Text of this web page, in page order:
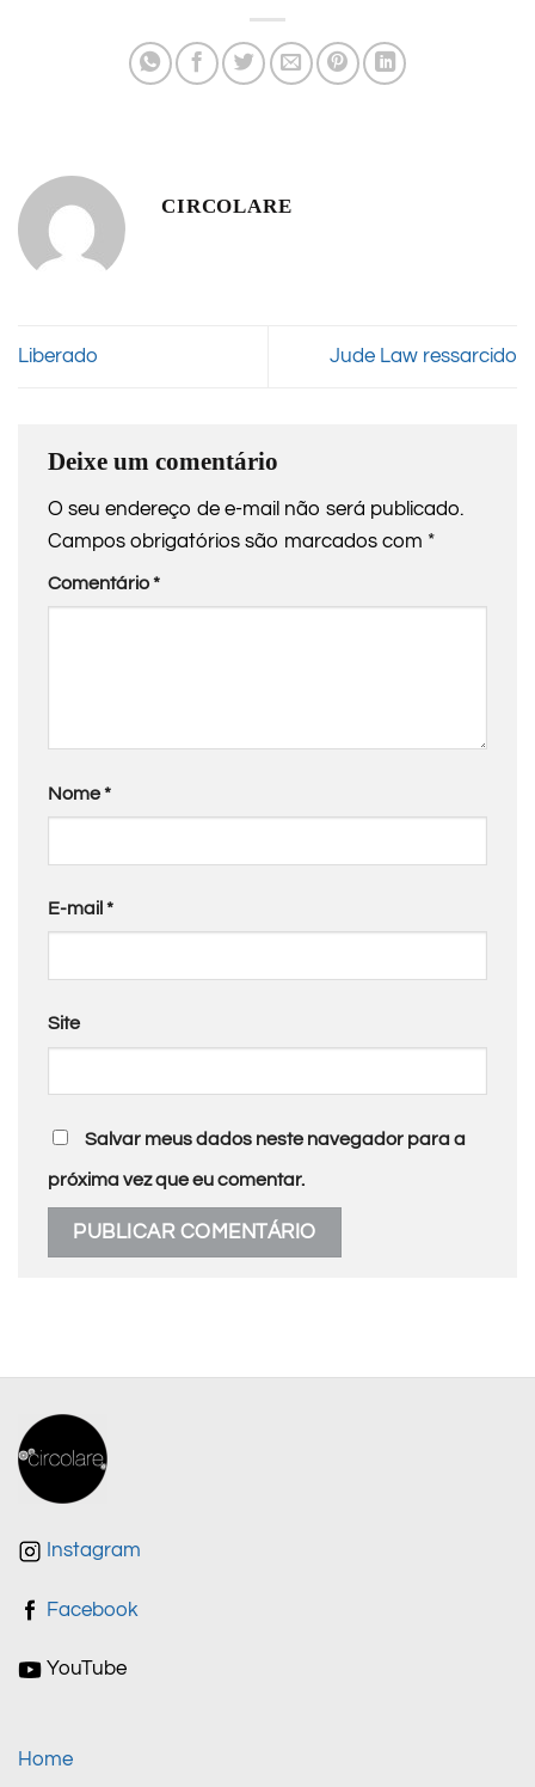
CIRCOLARE
Liberado Jude Law ressarcido
Deixe um comentário
O seu endereço de e-mail não será publicado.
Campos obrigatórios são marcados com *
Comentário*
Nome*
E-mail *
Site
Salvar meus dados neste navegador para a
próxima vez que eu comentar.
Instagram
Facebook
YouTube
Home